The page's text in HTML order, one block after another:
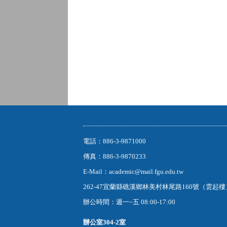
電話：886-3-9871000
傳真：886-3-9870233
E-Mail：academic@mail.fgu.edu.tw
262-47宜蘭縣礁溪鄉林美村林尾路160號（雲起
辦公時間：週一~五 08:00-17:00
辦公室304-2室